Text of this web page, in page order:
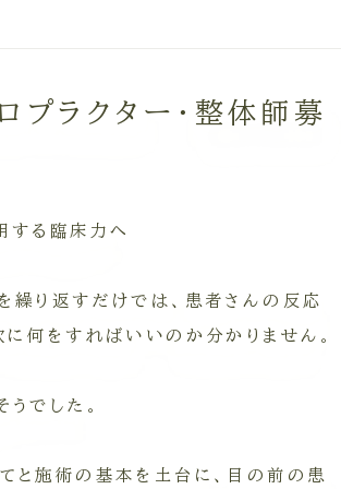
プラクター・整体師募
する臨床力へ
繰り返すだけでは、患者さんの反応
に何をすればいいのか分かりません。
でした。
と施術の基本を土台に、目の前の患